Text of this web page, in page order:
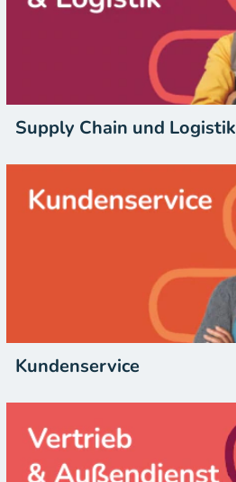
Supply Chain und Logistik
Kundenservice